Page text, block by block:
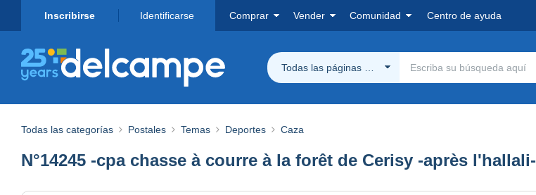
Inscribirse Identificarse Comprar Vender Comunidad Centro de ayuda
Todas las páginas Delcampe
Todas las categorías Postales Temas Deportes Caza
N°14245 -cpa chasse à courre à la forêt de Cerisy -après l'hallali-